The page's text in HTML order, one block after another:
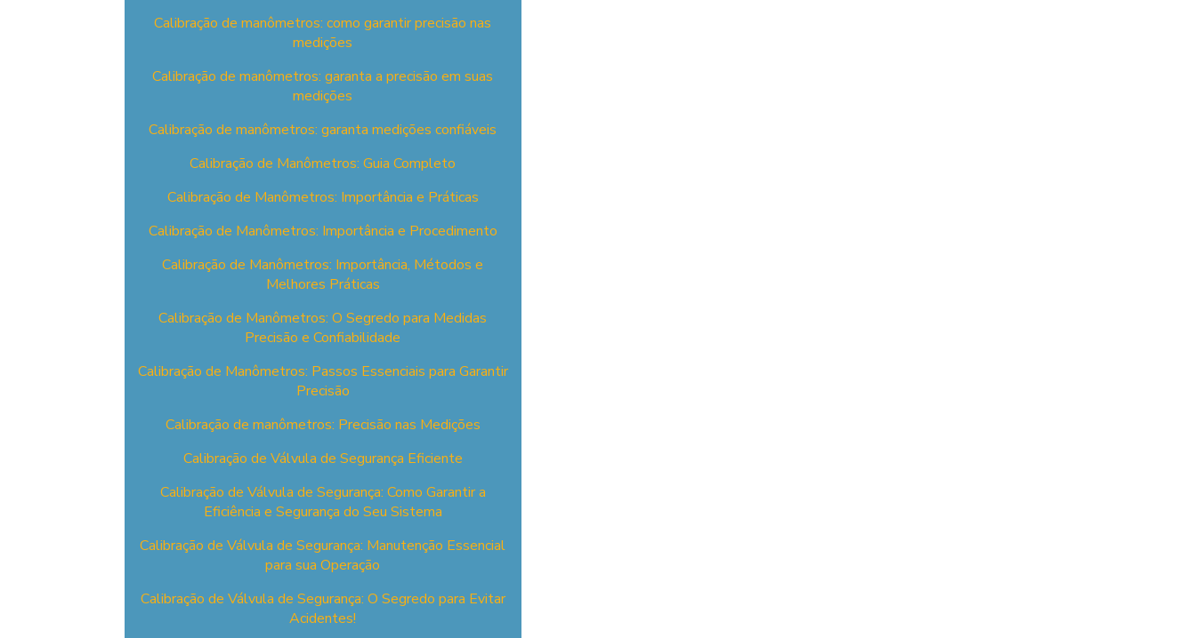
Calibração de manômetros: como garantir precisão nas
medições
Calibração de manômetros: garanta a precisão em suas
medições
Calibração de manômetros: garanta medições confiáveis
Calibração de Manômetros: Guia Completo
Calibração de Manômetros: Importância e Práticas
Calibração de Manômetros: Importância e Procedimento
Calibração de Manômetros: Importância, Métodos e
Melhores Práticas
Calibração de Manômetros: O Segredo para Medidas
Precisão e Confiabilidade
Calibração de Manômetros: Passos Essenciais para Garantir
Precisão
Calibração de manômetros: Precisão nas Medições
Calibração de Válvula de Segurança Eficiente
Calibração de Válvula de Segurança: Como Garantir a
Eficiência e Segurança do Seu Sistema
Calibração de Válvula de Segurança: Manutenção Essencial
para sua Operação
Calibração de Válvula de Segurança: O Segredo para Evitar
Acidentes!